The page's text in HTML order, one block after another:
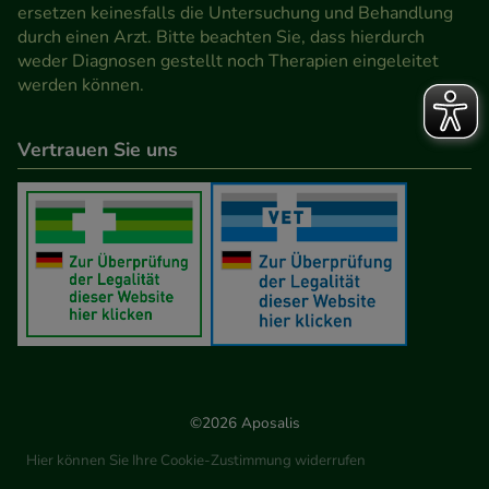
Werbung auf Drittseiten möglichst relevant für Sie
zu gestalten. Bitte beachten Sie, dass Daten hierfür
teilweise an Dritte wie z.B. Google oder soziale
ersetzen keinesfalls die Untersuchung und Behandlung
durch einen Arzt. Bitte beachten Sie, dass hierdurch
weder Diagnosen gestellt noch Therapien eingeleitet
werden können.
Vertrauen Sie uns
©2026 Aposalis
Hier können Sie Ihre Cookie-Zustimmung widerrufen